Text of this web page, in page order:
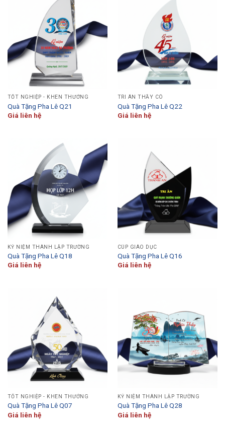
TỐT NGHIỆP - KHEN THƯỞNG
Quà Tặng Pha Lê Q21
Giá liên hệ
TRI ÂN THẦY CÔ
Quà Tặng Pha Lê Q22
Giá liên hệ
KỶ NIỆM THÀNH LẬP TRƯỜNG
Quà Tặng Pha Lê Q18
Giá liên hệ
CÚP GIÁO DỤC
Quà Tặng Pha Lê Q16
Giá liên hệ
TỐT NGHIỆP - KHEN THƯỞNG
Quà Tặng Pha Lê Q07
Giá liên hệ
KỶ NIỆM THÀNH LẬP TRƯỜNG
Quà Tặng Pha Lê Q28
Giá liên hệ